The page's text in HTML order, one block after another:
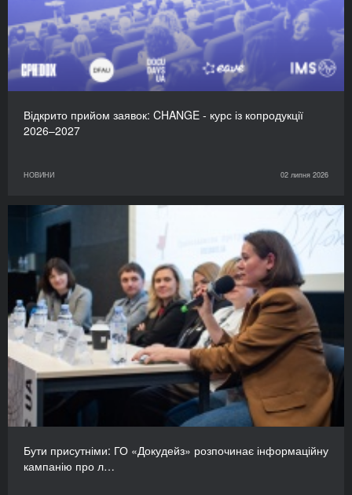
Відкрито прийом заявок: CHANGE - курс із копродукції
2026–2027
НОВИНИ 02 липня 2026
Бути присутніми: ГО «Докудейз» розпочинає інформаційну
кампанію про л…